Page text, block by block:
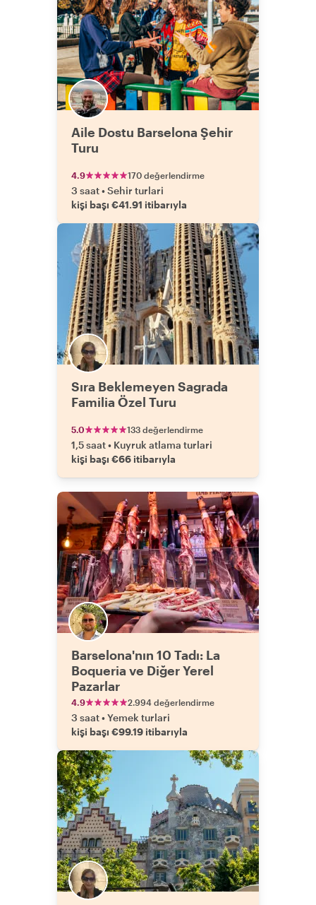
Aile Dostu Barselona Şehir
Turu
4.9 170 değerlendirme
3 saat•Sehir turlari
kişi başı €41.91 itibarıyla
Sıra Beklemeyen Sagrada
Familia Özel Turu
5.0 133 değerlendirme
1,5 saat• Kuyruk atlama turlari
kişi başı €66 itibarıyla
Barselona'nın 10 Tadı: La
Boqueria ve Diğer Yerel
Pazarlar
4.9 2.994 değerlendirme
3 saat•Yemek turlari
kişi başı €99.19 itibarıyla